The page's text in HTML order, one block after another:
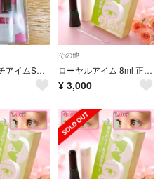
ローヤルプチアイムSプラス(スーパーハード)
その他
ローヤルアイム 8ml 正規品 新品未使用
¥ 3,000